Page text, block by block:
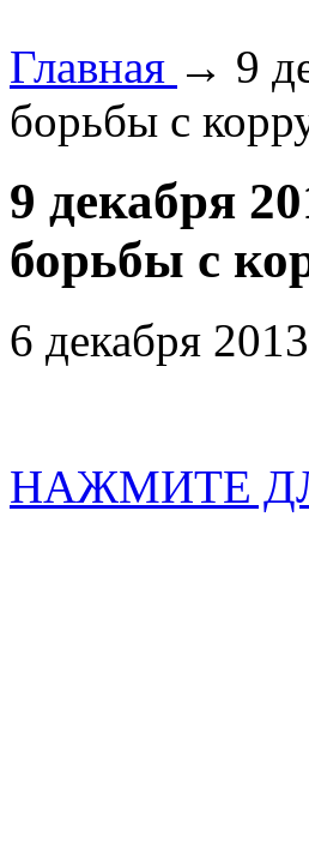
Главная → 9
борьбы с
9 декабря
борьбы с
6 декабря
НАЖМИТЕ